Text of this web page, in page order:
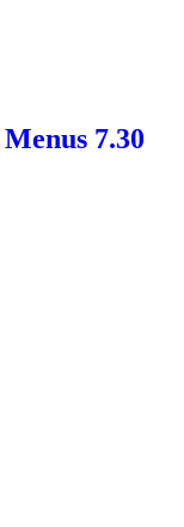
7.30